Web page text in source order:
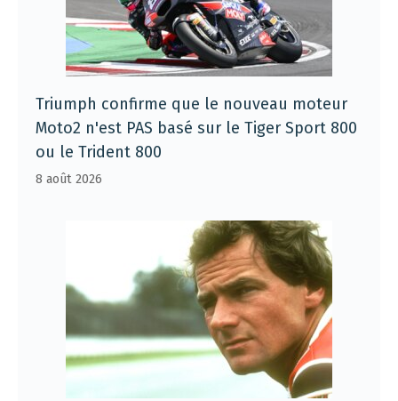
Triumph confirme que le nouveau moteur
Moto2 n'est PAS basé sur le Tiger Sport 800
ou le Trident 800
8 août 2026